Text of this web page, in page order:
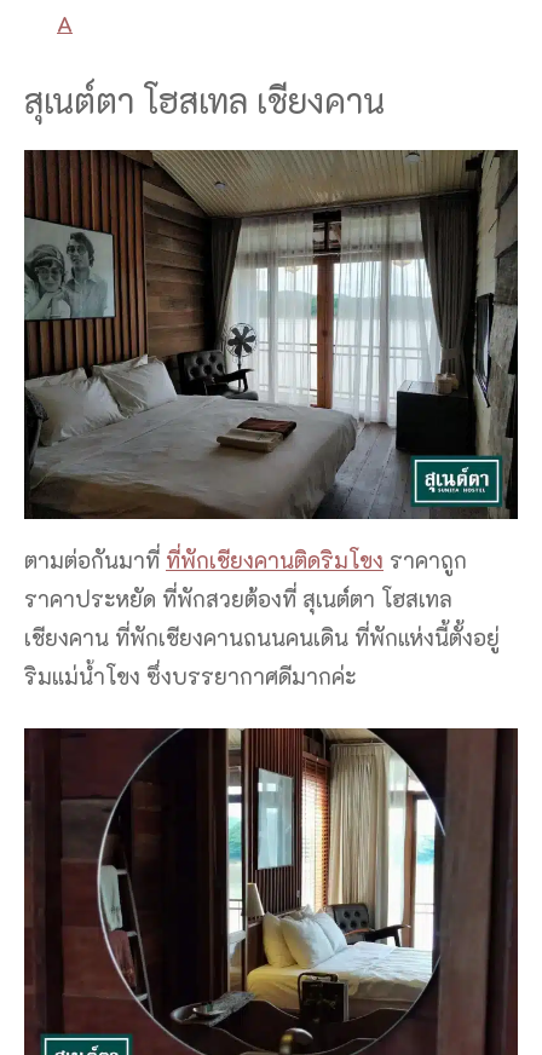
A
สุเนต์ตา โฮสเทล เชียงคาน
ตามต่อกันมาที่ ที่พักเชียงคานติดริมโขง ราคาถูก
ราคาประหยัด ที่พักสวยต้องที่ สุเนต์ตา โฮสเทล
เชียงคาน ที่พักเชียงคานถนนคนเดิน ที่พักแห่งนี้ตั้งอยู่
ริมแม่น้ำโขง ซึ่งบรรยากาศดีมากค่ะ